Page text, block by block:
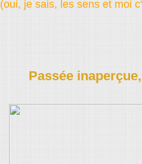
(oui, je sais, les sens et moi
Passée